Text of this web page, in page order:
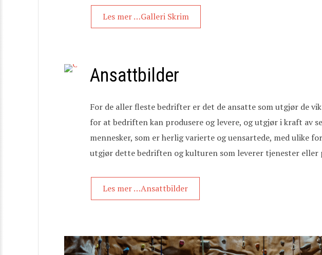
Les mer …Galleri Skrim
Ansattbilder
For de aller fleste bedrifter er det de ansatte som utgjør de
for at bedriften kan produsere og levere, og utgjør i kraft av
mennesker, som er herlig varierte og uensartede, med ulike
utgjør dette bedriften og kulturen som leverer tjenester
Les mer …Ansattbilder